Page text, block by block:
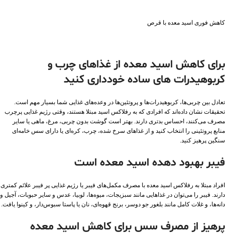
کاهش فوری اسید معده با قرص
برای کاهش اسید معده از غذاهای چرب و
کربوهیدرات های ساده خودداری کنید
تعادل بین چربی‌ها، کربوهیدرات‌ها و پروتئین‌ها در وعده‌های غذایی شما بسیار مهم است.
تحقیقات نشان داده‌اند که افرادی که به رفلاکس اسید مبتلا هستند، وقتی رژیم غذایی پرچرب
مصرف می‌کنند، احساس بدتری دارند. بهتر است گوشت بدون چربی، مرغ، ماهی یا سایر
منابع پروتئینی را انتخاب کنید و از غذاهای سرخ شده، چرب، کره‌ای یا دارای سس خامه‌ای
سنگین پرهیز کنید.
فیبر بهبود دهده اسید معده است
افراد مبتلا به رفلاکس اسید معده با مصرف مکمل‌های فیبر یا رژیم غذایی پر فیبر علائم کمتری
دارند. فیبر را می‌توان در غذاهایی مانند سبزیجات، میوه‌ها، لوبیا، عدس و سایر حبوبات، آجیل و
دانه‌ها، و غلات کامل مانند بلغور جو دوسر، برنج قهوه‌ای، نان یا پاستا سبوس‌دار، و کینوا یافت.
پرهیز از مصرف سس برای کاهش اسید معده